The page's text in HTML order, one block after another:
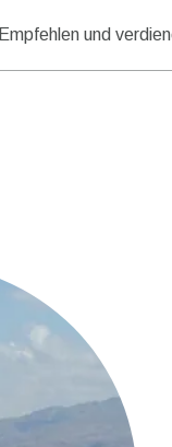
Empfehlen und